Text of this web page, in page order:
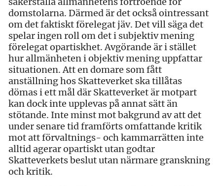
domstolarna. Därmed är det också ointressant
om det faktiskt förelegat jäv. Det vill säga det
spelar ingen roll om det i subjektiv mening
förelegat opartiskhet. Avgörande är i stället
hur allmänheten i objektiv mening uppfattar
situationen. Att en domare som fått
anställning hos Skatteverket ska tillåtas
dömas i ett mål där Skatteverket är motpart
kan dock inte upplevas på annat sätt än
stötande. Inte minst mot bakgrund av att det
under senare tid framförts omfattande kritik
mot att förvaltnings- och kammarrätten inte
alltid agerar opartiskt utan godtar
Skatteverkets beslut utan närmare granskning
och kritik.